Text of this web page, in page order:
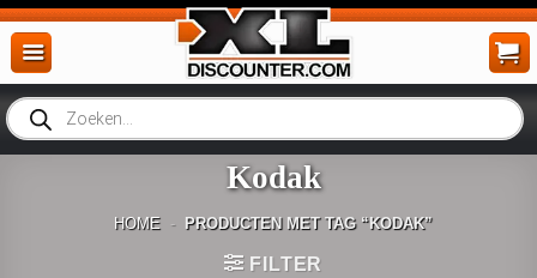
Ga
naar
inhoud
Producten
zoeken
Kodak
HOME - PRODUCTEN MET TAG “KODAK”
FILTER